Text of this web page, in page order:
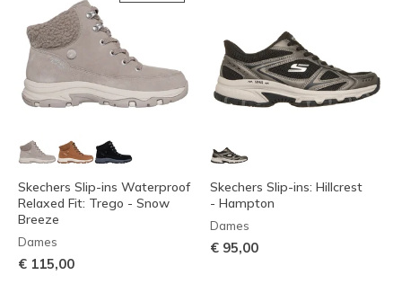
Skechers Slip-ins Waterproof
Relaxed Fit: Trego - Snow
Breeze
Dames
€ 115,00
Skechers Slip-ins: Hillcrest
- Hampton
Dames
€ 95,00